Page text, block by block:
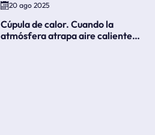
20 ago 2025
Cúpula de calor. Cuando la
atmósfera atrapa aire caliente